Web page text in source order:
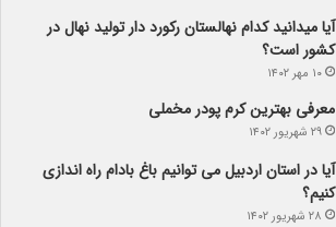
آیا می­دانید کدام نهالستان رکورد دار تولید نهال­ در
کشور است؟
۱۰ مهر ۱۴۰۲
معرفی بهترین کرم پودر مخملی
۲۹ شهریور ۱۴۰۲
آیا در استان اردبیل می توانیم باغ بادام راه اندازی
کنیم؟
۲۸ شهریور ۱۴۰۲